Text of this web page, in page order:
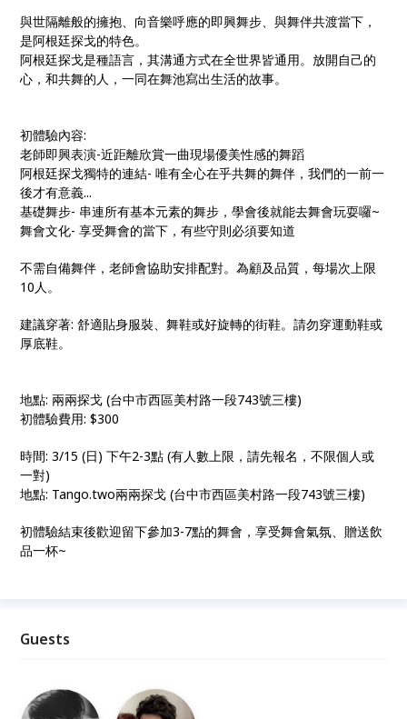
與世隔離般的擁抱、向音樂呼應的即興舞步、與舞伴共渡當下，
是阿根廷探戈的特色。
阿根廷探戈是種語言，其溝通方式在全世界皆通用。放開自己的
心，和共舞的人，一同在舞池寫出生活的故事。
初體驗內容:
老師即興表演-近距離欣賞一曲現場優美性感的舞蹈
阿根廷探戈獨特的連結- 唯有全心在乎共舞的舞伴，我們的一前一
後才有意義...
基礎舞步- 串連所有基本元素的舞步，學會後就能去舞會玩耍囉~
舞會文化- 享受舞會的當下，有些守則必須要知道
不需自備舞伴，老師會協助安排配對。為顧及品質，每場次上限
10人。
建議穿著: 舒適貼身服裝、舞鞋或好旋轉的街鞋。請勿穿運動鞋或
厚底鞋。
地點: 兩兩探戈 (台中市西區美村路一段743號三樓)
初體驗費用: $300
時間: 3/15 (日) 下午2-3點 (有人數上限，請先報名，不限個人或
一對)
地點: Tango.two兩兩探戈 (台中市西區美村路一段743號三樓)
初體驗結束後歡迎留下參加3-7點的舞會，享受舞會氣氛、贈送飲
品一杯~
Guests